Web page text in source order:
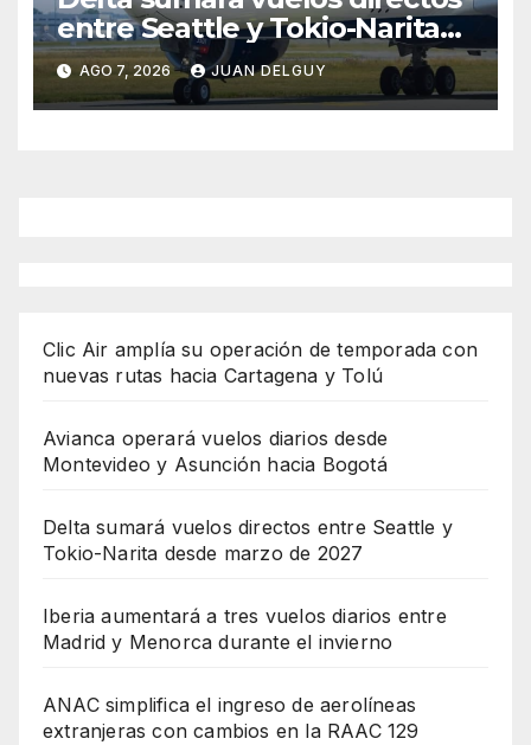
entre Seattle y Tokio-Narita
desde marzo de 2027
AGO 7, 2026 JUAN DELGUY
Clic Air amplía su operación de temporada con
nuevas rutas hacia Cartagena y Tolú
Avianca operará vuelos diarios desde
Montevideo y Asunción hacia Bogotá
Delta sumará vuelos directos entre Seattle y
Tokio-Narita desde marzo de 2027
Iberia aumentará a tres vuelos diarios entre
Madrid y Menorca durante el invierno
ANAC simplifica el ingreso de aerolíneas
extranjeras con cambios en la RAAC 129